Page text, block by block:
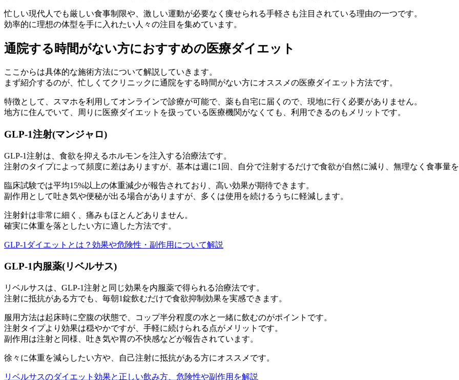
忙しい現代人でも厳しい食事制限や、激しい運動が必要なく痩せられる手軽さも注目されている理由の一つです。
効率的に理想の体型を手に入れたい人々の注目を集めています。
通院する時間がない方におすすめの医療ダイエット
ここからは具体的な施術方法について解説していきます。
まず紹介するのが、忙しくてクリニックに通院をする時間がない方にオススメの医療ダイエット方法です。
特徴として、 スマホを利用してオンラインで診療が可能で、薬も自宅に届くので、現地に行く必要がありません。
地方に住んでいて、周りに医療ダイエットを扱っている医療機関がなくても、利用できるのもメリットです。
GLP-1注射(マンジャロ)
GLP-1注射は、 食欲を抑えるホルモンを注入する治療法です。
注射のタイプによって頻度に差はありますが、基本は週に1回、自分で注射するだけで食欲が自然に減り、無理なく食事量を
臨床試験では平均15%以上の体重減少が報告されており、高い効果が期待できます。
副作用として吐き気や便秘が出る場合がありますが、多くは使用を続けるうちに軽減します。
注射針は非常に細く、痛みもほとんどありません。
確実に体重を落としたい方に適した方法です。
GLP-1ダイエットとは？効果や危険性・副作用について解説
GLP-1内服薬(リベルサス)
リベルサスは、GLP-1注射と同じ効果を内服薬で得られる治療法です。
注射に抵抗がある方でも、 毎朝1錠飲むだけで食欲抑制効果を実感できます。
服用方法は起床時に空腹の状態で、コップ半分程度の水と一緒に飲むのがポイントです。
注射タイプより効果は穏やかですが、手軽に続けられる点がメリットです。
副作用は注射と同様、吐き気や胃の不快感などが報告されています。
徐々に体重を減らしたい方や、自己注射に抵抗がある方にオススメです。
リベルサスのダイエット効果と正しい飲み方、危険性や副作用を解説